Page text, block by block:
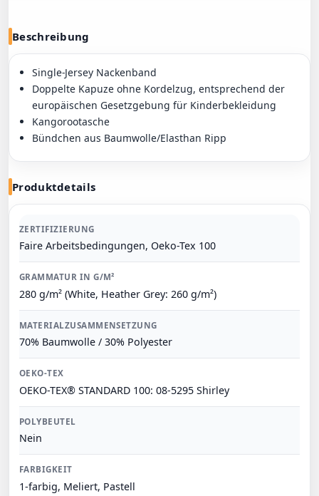
Beschreibung
Single-Jersey Nackenband
Doppelte Kapuze ohne Kordelzug, entsprechend der
europäischen Gesetzgebung für Kinderbekleidung
Kangorootasche
Bündchen aus Baumwolle/Elasthan Ripp
Produktdetails
ZERTIFIZIERUNG
Faire Arbeitsbedingungen, Oeko-Tex 100
GRAMMATUR IN G/M²
280 g/m² (White, Heather Grey: 260 g/m²)
MATERIALZUSAMMENSETZUNG
70% Baumwolle / 30% Polyester
OEKO-TEX
OEKO-TEX® STANDARD 100: 08-5295 Shirley
POLYBEUTEL
Nein
FARBIGKEIT
1-farbig, Meliert, Pastell